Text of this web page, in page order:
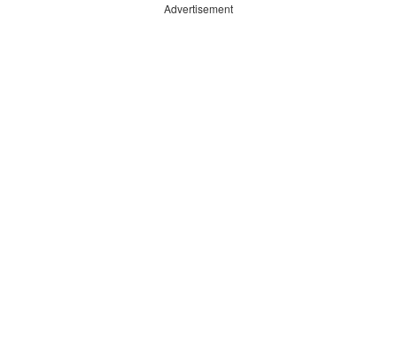
Advertisement